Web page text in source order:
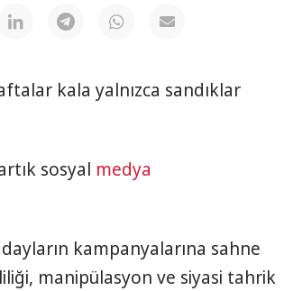
kala yalnızca sandıklar
sosyal medya
kampanyalarına sahne
manipülasyon ve siyasi tahrik